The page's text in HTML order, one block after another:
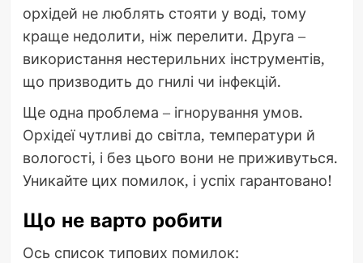
орхідей не люблять стояти у воді, тому
краще недолити, ніж перелити. Друга –
використання нестерильних інструментів,
що призводить до гнилі чи інфекцій.
Ще одна проблема – ігнорування умов.
Орхідеї чутливі до світла, температури й
вологості, і без цього вони не приживуться.
Уникайте цих помилок, і успіх гарантовано!
Що не варто робити
Ось список типових помилок: